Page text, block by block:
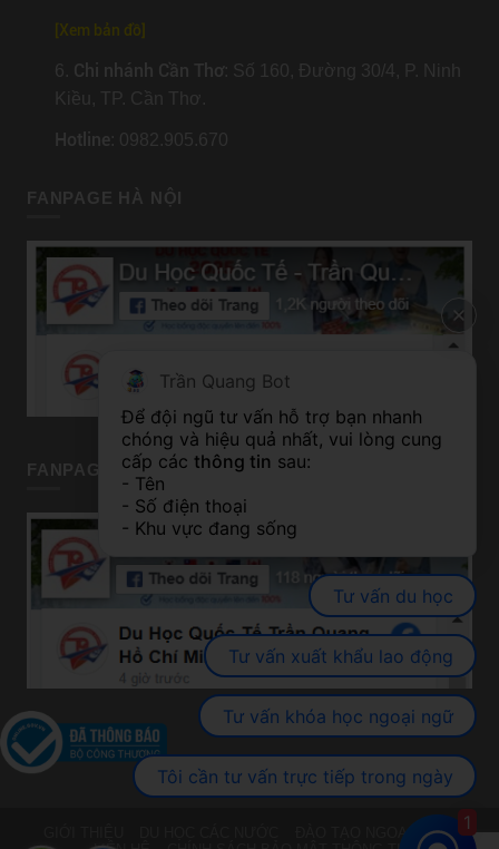
Xem bản đồ
6. Chi nhánh Cần Thơ: Số 160, Đường 30/4, P. Ninh
Kiều, TP. Cần Thơ.
Hotline: 0982.905.670
FANPAGE HÀ NỘI
FANPAGE TP HỒ CHÍ MINH
ĐÀO TẠO NGOẠI NGỮ
Trần Quang Bot
Để đội ngũ tư vấn hỗ trợ bạn nhanh
chóng và hiệu quả nhất, vui lòng cung
cấp các thông tin sau:
- Tên
- Số điện thoại
- Khu vực đang sống
Tư vấn du học
Tư vấn xuất khẩu lao động
Tư vấn khóa học ngoại ngữ
Tôi cần tư vấn trực tiếp trong ngày
1